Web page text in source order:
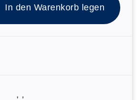
In den Warenkorb legen
, ,